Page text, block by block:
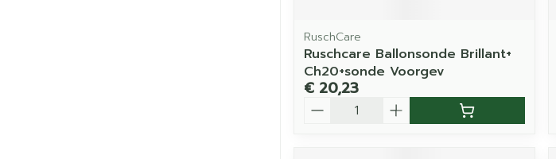
RuschCare
Ruschcare Ballonsonde Brillant+
Ch20+sonde Voorgev
€ 20,23